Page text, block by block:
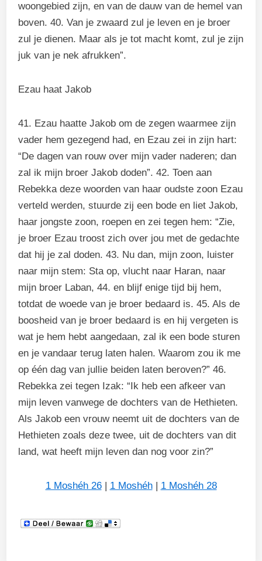
woongebied zijn, en van de dauw van de hemel van
boven. 40. Van je zwaard zul je leven en je broer
zul je dienen. Maar als je tot macht komt, zul je zijn
juk van je nek afrukken”.
Ezau haat Jakob
41. Ezau haatte Jakob om de zegen waarmee zijn
vader hem gezegend had, en Ezau zei in zijn hart:
“De dagen van rouw over mijn vader naderen; dan
zal ik mijn broer Jakob doden”. 42. Toen aan
Rebekka deze woorden van haar oudste zoon Ezau
verteld werden, stuurde zij een bode en liet Jakob,
haar jongste zoon, roepen en zei tegen hem: “Zie,
je broer Ezau troost zich over jou met de gedachte
dat hij je zal doden. 43. Nu dan, mijn zoon, luister
naar mijn stem: Sta op, vlucht naar Haran, naar
mijn broer Laban, 44. en blijf enige tijd bij hem,
totdat de woede van je broer bedaard is. 45. Als de
boosheid van je broer bedaard is en hij vergeten is
wat je hem hebt aangedaan, zal ik een bode sturen
en je vandaar terug laten halen. Waarom zou ik me
op één dag van jullie beiden laten beroven?” 46.
Rebekka zei tegen Izak: “Ik heb een afkeer van
mijn leven vanwege de dochters van de Hethieten.
Als Jakob een vrouw neemt uit de dochters van de
Hethieten zoals deze twee, uit de dochters van dit
land, wat heeft mijn leven dan nog voor zin?”
1 Moshéh 26| 1 Moshéh| 1 Moshéh 28